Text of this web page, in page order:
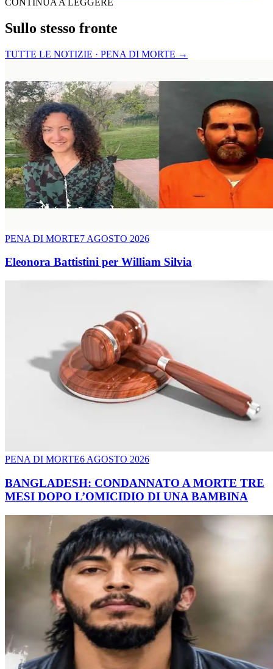
Sullo stesso fronte
TUTTE LE NOTIZIE · PENA DI MORTE →
PENA DI MORTE7 AGOSTO 2026
Eleonora Battistini per William Silvia
PENA DI MORTE6 AGOSTO 2026
BANGLADESH: CONDANNATO A MORTE TRE
MESI DOPO L’OMICIDIO DI UNA BAMBINA